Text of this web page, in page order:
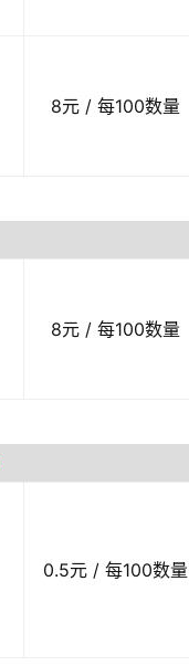
8元 / 每100数量
8元 / 每100数量
0.5元 / 每100数量